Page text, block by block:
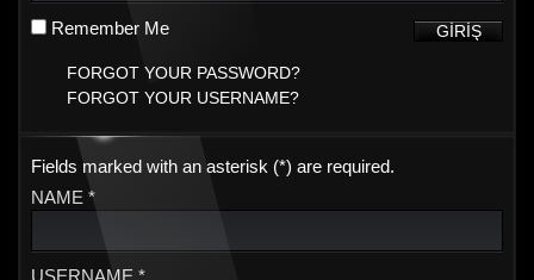
Remember Me
FORGOT YOUR PASSWORD?
FORGOT YOUR USERNAME?
Fields marked with an asterisk (*) are required.
NAME *
USERNAME *